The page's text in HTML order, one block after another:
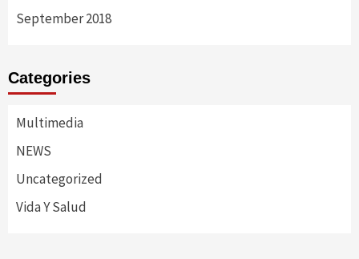
September 2018
Categories
Multimedia
NEWS
Uncategorized
Vida Y Salud